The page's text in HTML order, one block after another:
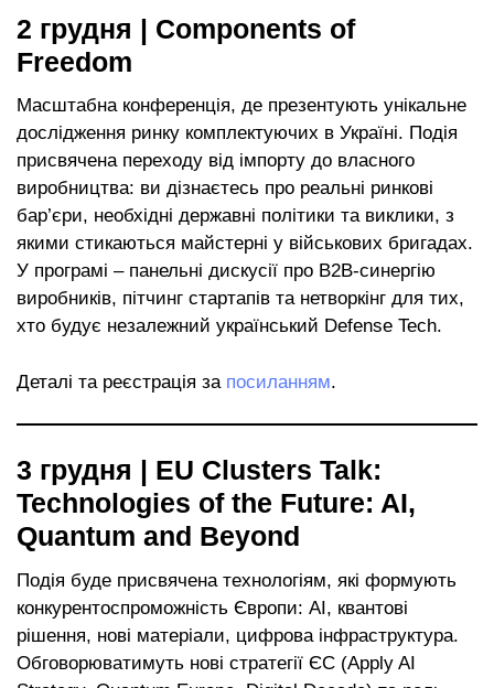
2 грудня | Components of
Freedom
Масштабна конференція, де презентують унікальне
дослідження ринку комплектуючих в Україні. Подія
присвячена переходу від імпорту до власного
виробництва: ви дізнаєтесь про реальні ринкові
бар’єри, необхідні державні політики та виклики, з
якими стикаються майстерні у військових бригадах.
У програмі – панельні дискусії про B2B-синергію
виробників, пітчинг стартапів та нетворкінг для тих,
хто будує незалежний український Defense Tech.
Деталі та реєстрація за посиланням.
3 грудня | EU Clusters Talk:
Technologies of the Future: AI,
Quantum and Beyond
Подія буде присвячена технологіям, які формують
конкурентоспроможність Європи: AI, квантові
рішення, нові матеріали, цифрова інфраструктура.
Обговорюватимуть нові стратегії ЄС (Apply AI